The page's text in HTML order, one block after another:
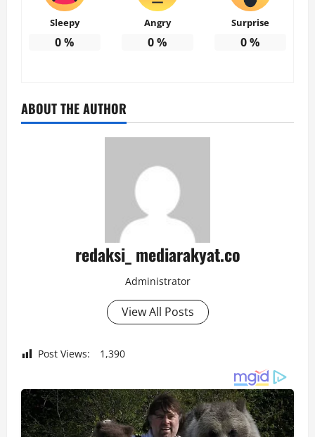
Sleepy
0%
Angry
0%
Surprise
0%
ABOUT THE AUTHOR
redaksi_ mediarakyat.co
Administrator
View All Posts
Post Views: 1,390